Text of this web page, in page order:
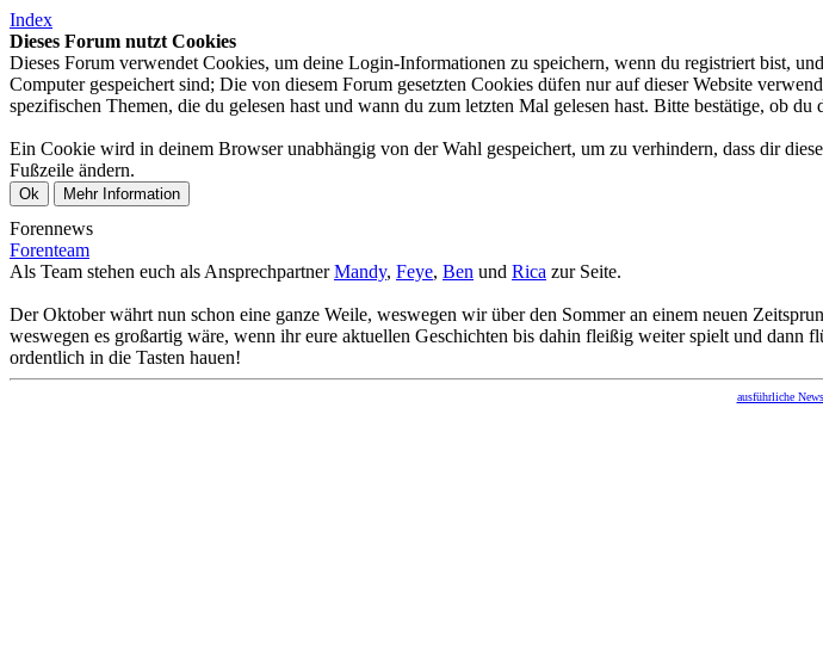
Index
Dieses Forum nutzt Cookies
Dieses Forum verwendet Cookies, um deine Login-Informationen zu speichern, wenn du registriert bist,
Computer gespeichert sind; Die von diesem Forum gesetzten Cookies düfen nur auf dieser Website
spezifischen Themen, die du gelesen hast und wann du zum letzten Mal gelesen hast. Bitte bestätige, ob du
Ein Cookie wird in deinem Browser unabhängig von der Wahl gespeichert, um zu verhindern, dass dir
Fußzeile ändern.
Forennews
Forenteam
Als Team stehen euch als AnsprechpartnerMandy, Feye, Ben und Rica zur Seite.
Der Oktober währt nun schon eine ganze Weile, weswegen wir über den Sommer an einem neuen
weswegen es großartig wäre, wenn ihr eure aktuellen Geschichten bis dahin fleißig weiter spielt und
ordentlich in die Tasten hauen!
ausführliche